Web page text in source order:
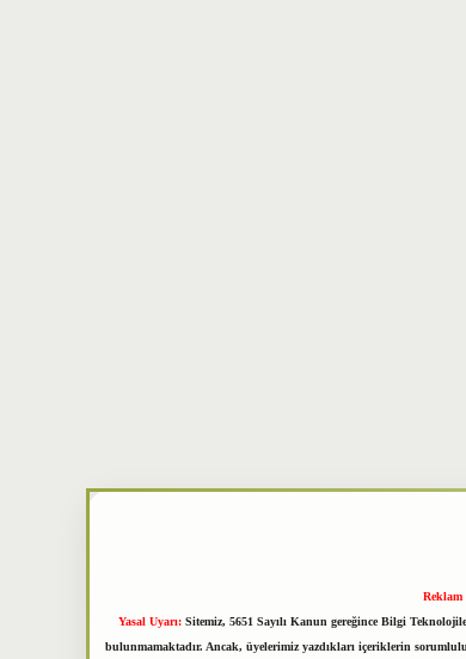
Reklam
Yasal Uyarı: Sitemiz, 5651 Sayılı Kanun gereğince Bilgi
bulunmamaktadır. Ancak, üyelerimiz yazdıkları içeriklerin